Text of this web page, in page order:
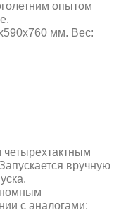
опытом
мм. Вес:
вручную
с аналогами: